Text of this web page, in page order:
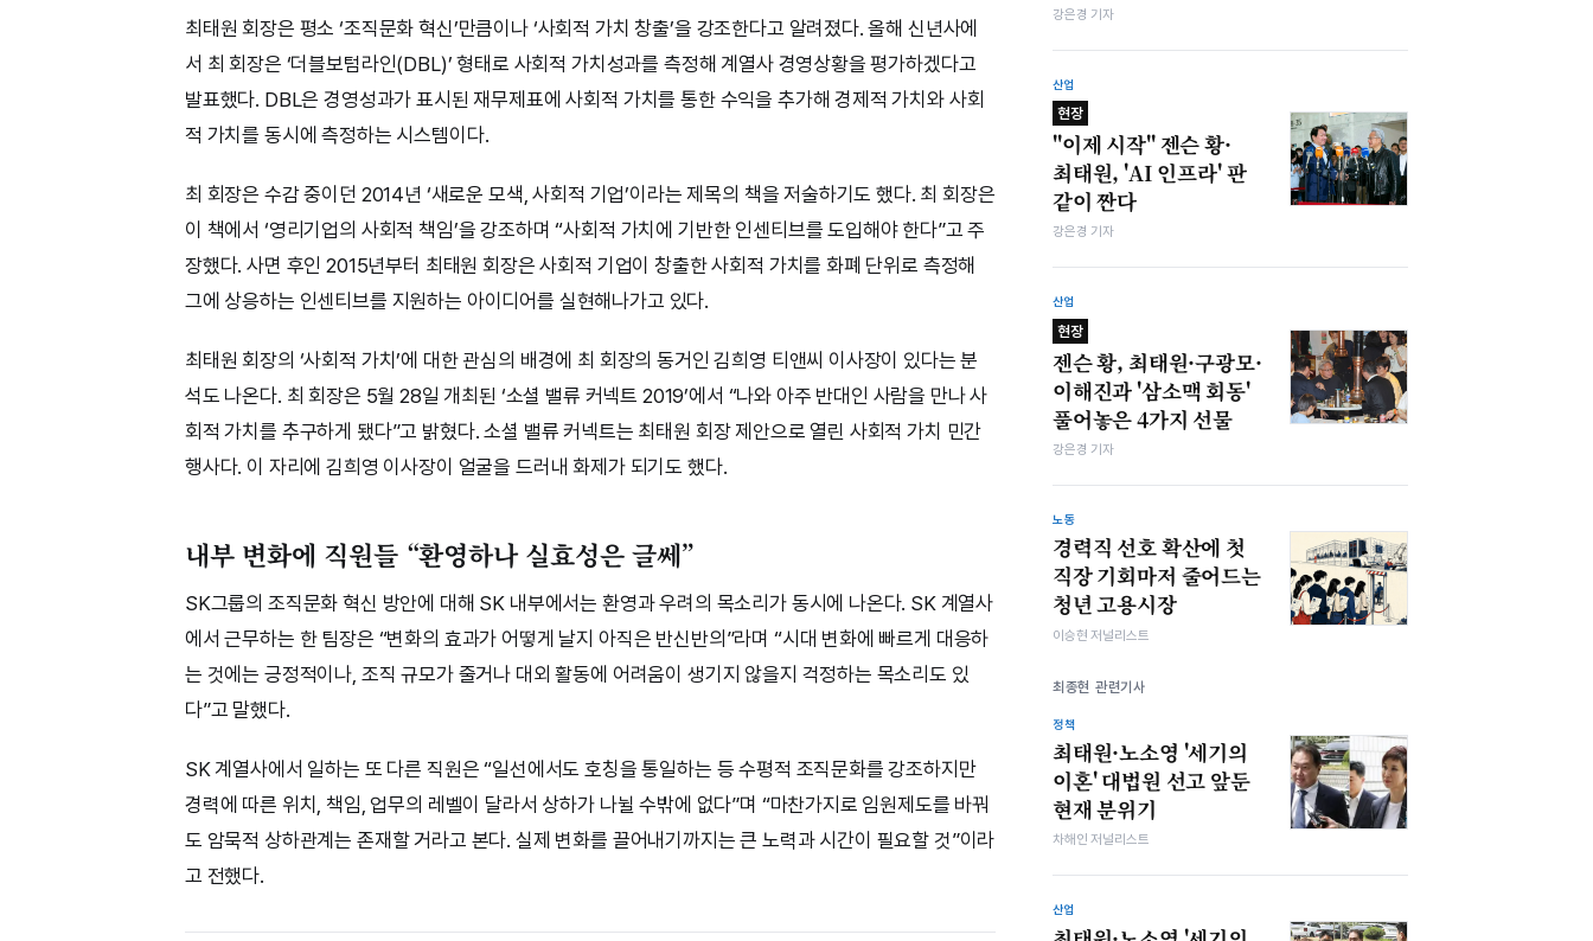
최태원 회장은 평소 ‘조직문화 혁신’만큼이나 ‘사회적 가치 창출’을 강조한다고 알려졌다. 올해 신년사에
서 최 회장은 ‘더블보텀라인(DBL)’ 형태로 사회적 가치성과를 측정해 계열사 경영상황을 평가하겠다고
발표했다. DBL은 경영성과가 표시된 재무제표에 사회적 가치를 통한 수익을 추가해 경제적 가치와 사회
적 가치를 동시에 측정하는 시스템이다.
최 회장은 수감 중이던 2014년 ‘새로운 모색, 사회적 기업’이라는 제목의 책을 저술하기도 했다. 최 회장은
이 책에서 ‘영리기업의 사회적 책임’을 강조하며 “사회적 가치에 기반한 인센티브를 도입해야 한다”고 주
장했다. 사면 후인 2015년부터 최태원 회장은 사회적 기업이 창출한 사회적 가치를 화폐 단위로 측정해
그에 상응하는 인센티브를 지원하는 아이디어를 실현해나가고 있다.
최태원 회장의 ‘사회적 가치’에 대한 관심의 배경에 최 회장의 동거인 김희영 티앤씨 이사장이 있다는 분
석도 나온다. 최 회장은 5월 28일 개최된 ‘소셜 밸류 커넥트 2019’에서 “나와 아주 반대인 사람을 만나 사
회적 가치를 추구하게 됐다”고 밝혔다. 소셜 밸류 커넥트는 최태원 회장 제안으로 열린 사회적 가치 민간
행사다. 이 자리에 김희영 이사장이 얼굴을 드러내 화제가 되기도 했다.
내부 변화에 직원들 “환영하나 실효성은 글쎄”
SK그룹의 조직문화 혁신 방안에 대해 SK 내부에서는 환영과 우려의 목소리가 동시에 나온다. SK 계열사
에서 근무하는 한 팀장은 “변화의 효과가 어떻게 날지 아직은 반신반의”라며 “시대 변화에 빠르게 대응하
는 것에는 긍정적이나, 조직 규모가 줄거나 대외 활동에 어려움이 생기지 않을지 걱정하는 목소리도 있
다”고 말했다.
SK 계열사에서 일하는 또 다른 직원은 “일선에서도 호칭을 통일하는 등 수평적 조직문화를 강조하지만
경력에 따른 위치, 책임, 업무의 레벨이 달라서 상하가 나뉠 수밖에 없다”며 “마찬가지로 임원제도를 바꿔
도 암묵적 상하관계는 존재할 거라고 본다. 실제 변화를 끌어내기까지는 큰 노력과 시간이 필요할 것”이라
고 전했다.
강은경 기자
산업
현장
"이제 시작" 젠슨 황·
최태원, 'AI 인프라' 판
같이 짠다
강은경 기자
산업
현장
젠슨 황, 최태원·구광모·
이해진과 '삼소맥 회동'
풀어놓은 4가지 선물
강은경 기자
노동
경력직 선호 확산에 첫
직장 기회마저 줄어드는
청년 고용시장
이승현 저널리스트
최종현 관련기사
정책
최태원·노소영 '세기의
이혼' 대법원 선고 앞둔
현재 분위기
차해인 저널리스트
산업